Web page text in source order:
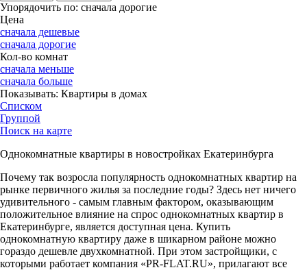
Упорядочить по: сначала дорогие
Цена
сначала дешевые
сначала дорогие
Кол-во комнат
сначала меньше
сначала больше
Показывать: Квартиры в домах
Списком
Группой
Поиск на карте
Однокомнатные квартиры в новостройках Екатеринбурга
Почему так возросла популярность однокомнатных квартир на
рынке первичного жилья за последние годы? Здесь нет ничего
удивительного - самым главным фактором, оказывающим
положительное влияние на спрос однокомнатных квартир в
Екатеринбурге, является доступная цена. Купить
однокомнатную квартиру даже в шикарном районе можно
гораздо дешевле двухкомнатной. При этом застройщики, с
которыми работает компания «PR-FLAT.RU», прилагают все